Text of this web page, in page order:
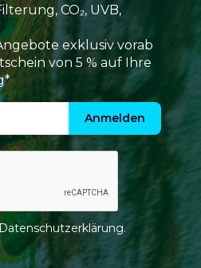
CO₂, UVB,
exklusiv vorab
von 5 % auf Ihre
Anmelden
.